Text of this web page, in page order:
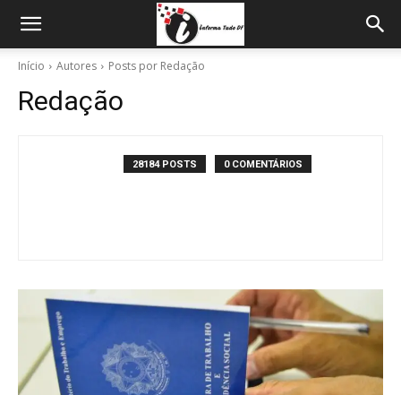
Início Autores Posts por Redação
Redação
28184 POSTS 0 COMENTÁRIOS